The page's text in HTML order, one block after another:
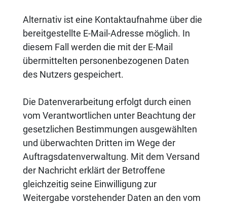
Alternativ ist eine Kontaktaufnahme über die
bereitgestellte E-Mail-Adresse möglich. In
diesem Fall werden die mit der E-Mail
übermittelten personenbezogenen Daten
des Nutzers gespeichert.
Die Datenverarbeitung erfolgt durch einen
vom Verantwortlichen unter Beachtung der
gesetzlichen Bestimmungen ausgewählten
und überwachten Dritten im Wege der
Auftragsdatenverwaltung. Mit dem Versand
der Nachricht erklärt der Betroffene
gleichzeitig seine Einwilligung zur
Weitergabe vorstehender Daten an den vom